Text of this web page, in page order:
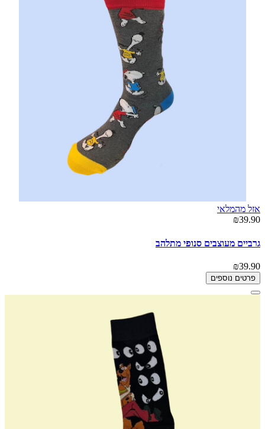
אזל מהמלאי
₪39.90
גרביים מעוצבים סנופי מתלהב
₪39.90
פרטים נוספים